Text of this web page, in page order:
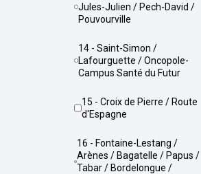
Jules-Julien / Pech-David /
Pouvourville
14 - Saint-Simon /
Lafourguette / Oncopole-
Campus Santé du Futur
15 - Croix de Pierre / Route
d'Espagne
16 - Fontaine-Lestang /
Arènes / Bagatelle / Papus /
Tabar / Bordelongue /